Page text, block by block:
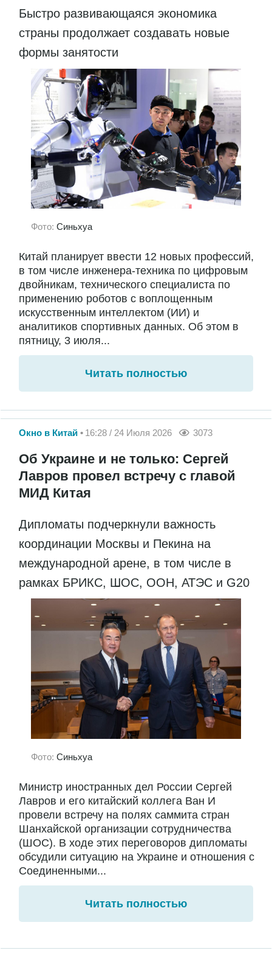
Быстро развивающаяся экономика
страны продолжает создавать новые
формы занятости
Фото: Синьхуа
Китай планирует ввести 12 новых профессий,
в том числе инженера-техника по цифровым
двойникам, технического специалиста по
применению роботов с воплощенным
искусственным интеллектом (ИИ) и
аналитиков спортивных данных. Об этом в
пятницу, 3 июля...
Читать полностью
Окно в Китай 16:28 / 24 Июля 2026 3073
Об Украине и не только: Сергей
Лавров провел встречу с главой
МИД Китая
Дипломаты подчеркнули важность
координации Москвы и Пекина на
международной арене, в том числе в
рамках БРИКС, ШОС, ООН, АТЭС и G20
Фото: Синьхуа
Министр иностранных дел России Сергей
Лавров и его китайский коллега Ван И
провели встречу на полях саммита стран
Шанхайской организации сотрудничества
(ШОС). В ходе этих переговоров дипломаты
обсудили ситуацию на Украине и отношения с
Соединенными...
Читать полностью